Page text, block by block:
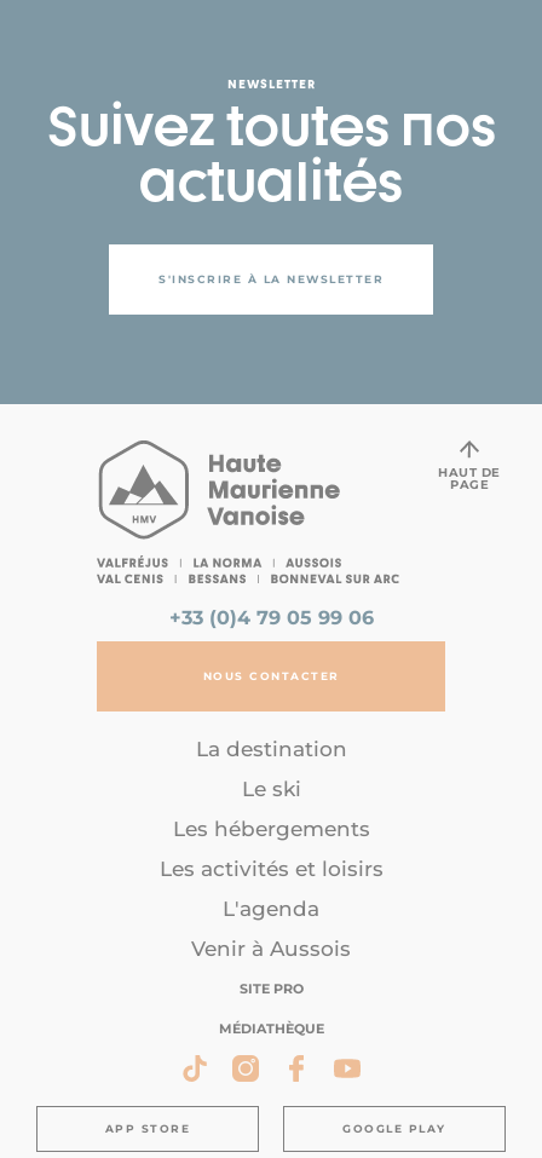
NEWSLETTER
Suivez toutes nos
actualités
S'INSCRIRE À LA NEWSLETTER
+33 (0)4 79 05 99 06
NOUS CONTACTER
La destination
Le ski
Les hébergements
Les activités et loisirs
L'agenda
Venir à Aussois
SITE PRO
MÉDIATHÈQUE
APP STORE GOOGLE PLAY
HAUT DE
PAGE